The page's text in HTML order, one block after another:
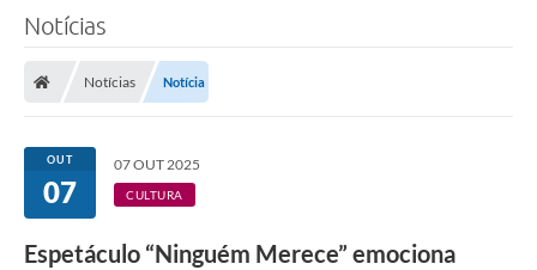
Departamentos
Câmara Municipal
Notícias
Notícias Notícia
OUT
07
07 OUT 2025
CULTURA
Espetáculo “Ninguém Merece” emociona